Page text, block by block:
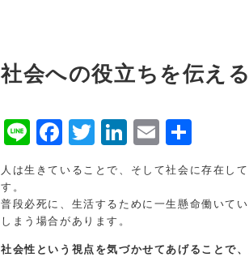
社会への役立ちを伝える
LineFacebook
Twitter
LinkedIn
Email
有
人は生きていることで、そして社会に存在し
す。
普段必死に、生活するために一生懸命働いて
しまう場合があります。
社会性という視点を気づかせてあげることで、